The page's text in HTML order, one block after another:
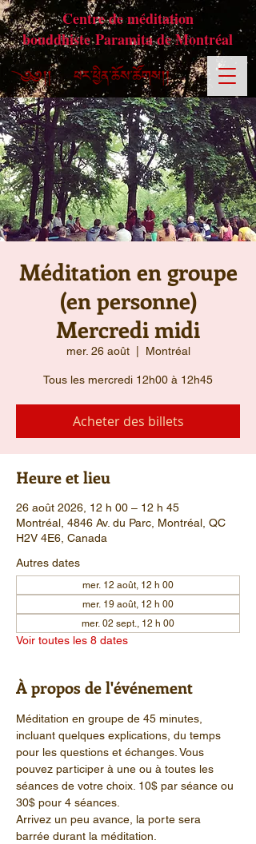
Centre de méditation
bouddhiste Paramita de Montréal
Méditation en groupe
(en personne)
Mercredi midi
mer. 26 août
  |
Montréal
Tous les mercredi 12h00 à 12h45
Acheter des billets
Heure et lieu
26 août 2026, 12 h 00 – 12 h 45
Montréal, 4846 Av. du Parc, Montréal, QC
H2V 4E6, Canada
Autres dates
mer. 12 août, 12 h 00
mer. 19 août, 12 h 00
mer. 02 sept., 12 h 00
Voir toutes les 8 dates
À propos de l'événement
Méditation en groupe de 45 minutes,
incluant quelques explications, du temps
pour les questions et échanges. Vous
pouvez participer à une ou à toutes les
séances de votre choix. 10$ par séance ou
30$ pour 4 séances.
Arrivez un peu avance, la porte sera
barrée durant la méditation.